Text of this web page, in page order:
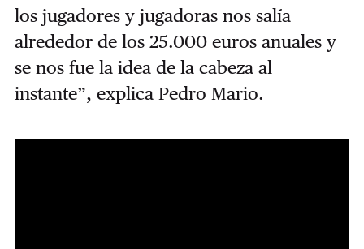
los jugadores y jugadoras nos salía
alrededor de los 25.000 euros anuales y
se nos fue la idea de la cabeza al
instante”, explica Pedro Mario.